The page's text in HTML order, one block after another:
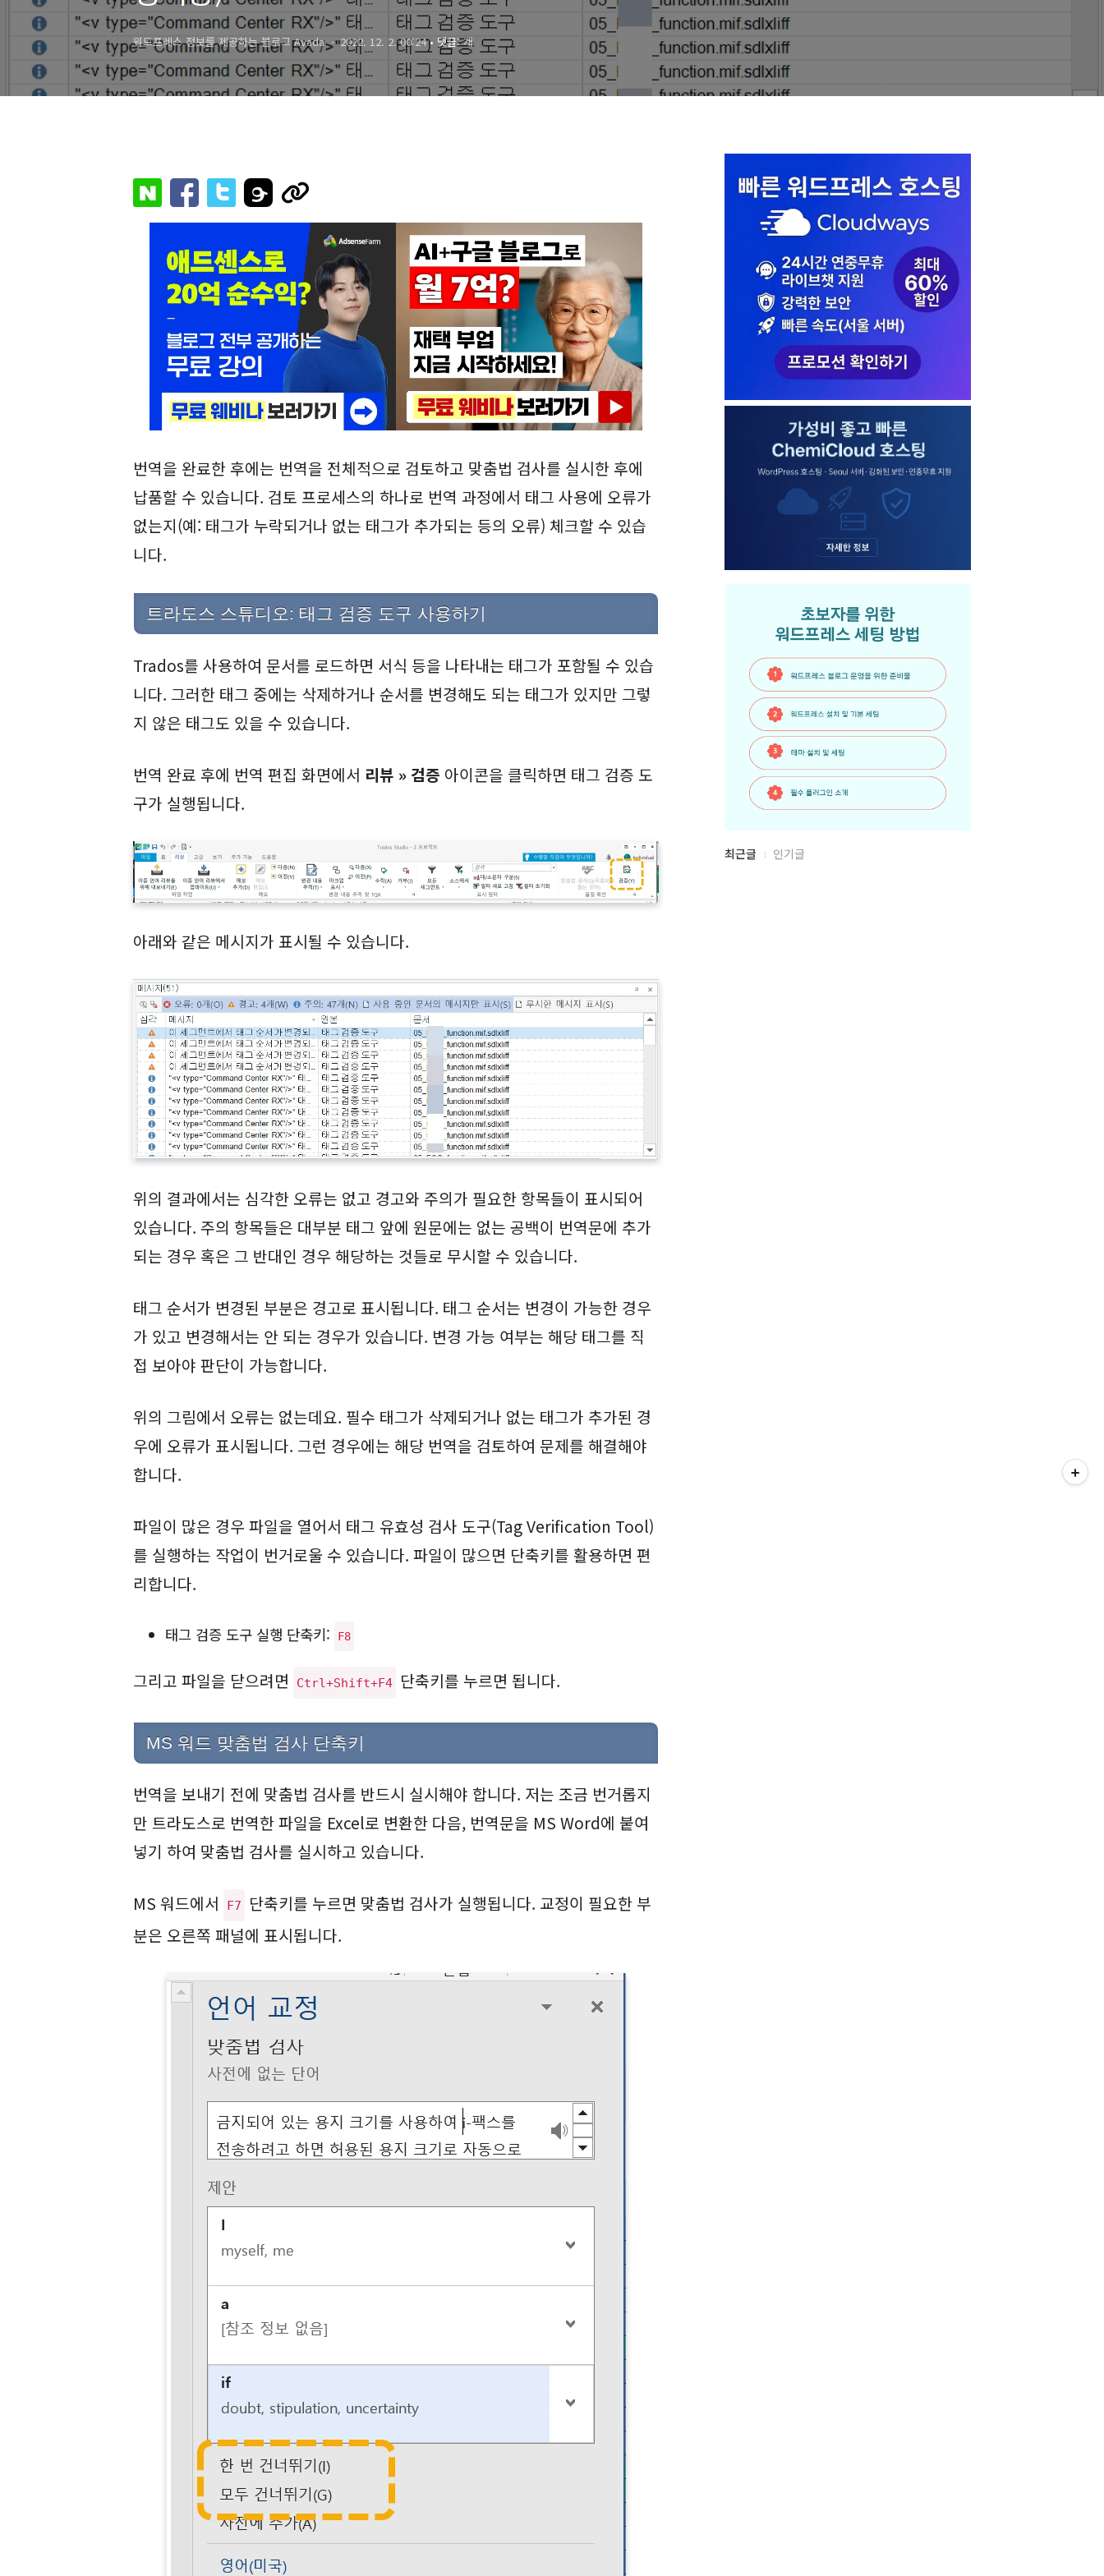
워드프레스 정보를 제공하는 블로그 Avada 2022. 12. 2. 00:24 • 댓글:개
번역을 완료한 후에는 번역을 전체적으로 검토하고 맞춤법 검사를 실시한 후에
납품할 수 있습니다. 검토 프로세스의 하나로 번역 과정에서 태그 사용에 오류가
없는지(예: 태그가 누락되거나 없는 태그가 추가되는 등의 오류) 체크할 수 있습
니다.
트라도스 스튜디오: 태그 검증 도구 사용하기
Trados를 사용하여 문서를 로드하면 서식 등을 나타내는 태그가 포함될 수 있습
니다. 그러한 태그 중에는 삭제하거나 순서를 변경해도 되는 태그가 있지만 그렇
지 않은 태그도 있을 수 있습니다.
번역 완료 후에 번역 편집 화면에서 리뷰 » 검증 아이콘을 클릭하면 태그 검증 도
구가 실행됩니다.
아래와 같은 메시지가 표시될 수 있습니다.
위의 결과에서는 심각한 오류는 없고 경고와 주의가 필요한 항목들이 표시되어
있습니다. 주의 항목들은 대부분 태그 앞에 원문에는 없는 공백이 번역문에 추가
되는 경우 혹은 그 반대인 경우 해당하는 것들로 무시할 수 있습니다.
태그 순서가 변경된 부분은 경고로 표시됩니다. 태그 순서는 변경이 가능한 경우
가 있고 변경해서는 안 되는 경우가 있습니다. 변경 가능 여부는 해당 태그를 직
접 보아야 판단이 가능합니다.
위의 그림에서 오류는 없는데요. 필수 태그가 삭제되거나 없는 태그가 추가된 경
우에 오류가 표시됩니다. 그런 경우에는 해당 번역을 검토하여 문제를 해결해야
합니다.
파일이 많은 경우 파일을 열어서 태그 유효성 검사 도구(Tag Verification Tool)
를 실행하는 작업이 번거로울 수 있습니다. 파일이 많으면 단축키를 활용하면 편
리합니다.
태그 검증 도구 실행 단축키: F8
그리고 파일을 닫으려면 Ctrl+Shift+F4 단축키를 누르면 됩니다.
MS 워드 맞춤법 검사 단축키
번역을 보내기 전에 맞춤법 검사를 반드시 실시해야 합니다. 저는 조금 번거롭지
만 트라도스로 번역한 파일을 Excel로 변환한 다음, 번역문을 MS Word에 붙여
넣기 하여 맞춤법 검사를 실시하고 있습니다.
MS 워드에서 F7
단축키를 누르면 맞춤법 검사가 실행됩니다. 교정이 필요한 부
분은 오른쪽 패널에 표시됩니다.
최
최근글 인기글